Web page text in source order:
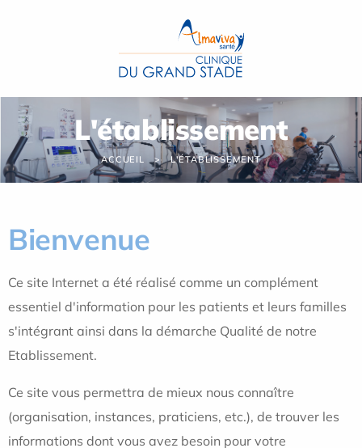
L'établissement
ACCUEIL L'ÉTABLISSEMENT
Bienvenue
Ce site Internet a été réalisé comme un complément
essentiel d'information pour les patients et leurs familles
s'intégrant ainsi dans la démarche Qualité de notre
Etablissement.
Ce site vous permettra de mieux nous connaître
(organisation, instances, praticiens, etc.), de trouver les
informations dont vous avez besoin pour votre